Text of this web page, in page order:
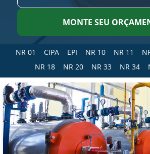
MONTE SEU
NR 01 CIPA EPI NR 10 NR 11
NR 18
NR 20 NR 33 NR 34